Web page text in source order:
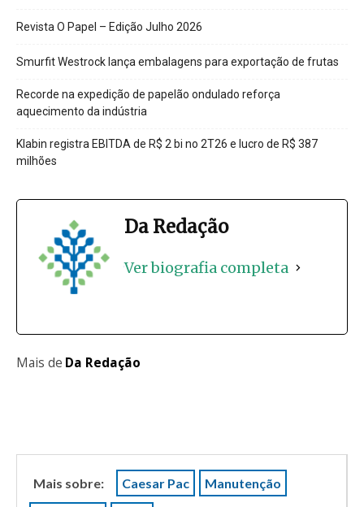
Revista O Papel – Edição Julho 2026
Smurfit Westrock lança embalagens para exportação de frutas
Recorde na expedição de papelão ondulado reforça
aquecimento da indústria
Klabin registra EBITDA de R$ 2 bi no 2T26 e lucro de R$ 387
milhões
Da Redação
Ver biografia completa
Mais de Da Redação
Mais sobre: Caesar Pac Manutenção